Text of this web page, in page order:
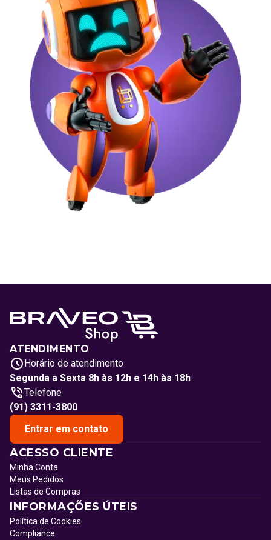
ATENDIMENTO
Horário de atendimento
Segunda a Sexta 8h às 12h e 14h às 18h
Telefone
(91) 3311-3800
Entrar em contato
ACESSO CLIENTE
Minha Conta
Meus Pedidos
Listas de Compras
INFORMAÇÕES ÚTEIS
Política de Cookies
Compliance